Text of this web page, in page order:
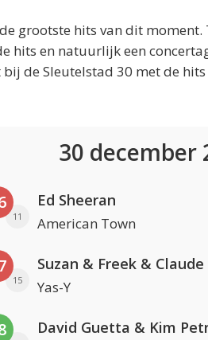
grootste hits van dit moment.
hits en natuurlijk een
de Sleutelstad 30 met de hits
30 december
11
Ed Sheeran
American Town
15
Suzan & Freek & Claude
Yas-Y
David Guetta & Kim